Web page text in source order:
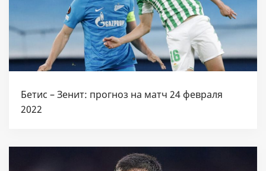
Бетис – Зенит: прогноз на матч 24 февраля
2022